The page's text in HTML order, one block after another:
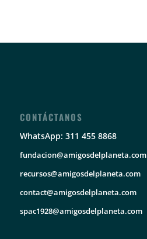
CONTÁCTANOS
WhatsApp: 311 455 8868
fundacion@amigosdelplaneta.com
recursos@amigosdelplaneta.com
contact@amigosdelplaneta.com
spac1928@amigosdelplaneta.com